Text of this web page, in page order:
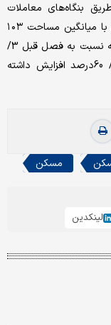
بنگاه‌‌‌‌های معاملات
ملکی در سطح کشور حدود 36‌هزار و 900 تومان با میانگین مساحت ١٠٣
مترمربع و متوسط عمر بنای ١٥ سال بوده است، که نسبت به فصل قبل 3/
16‌درصد و نسبت به فصل مشابه سال قبل 9/ 60‌درصد افزایش داشته
مسکن
لینکدین